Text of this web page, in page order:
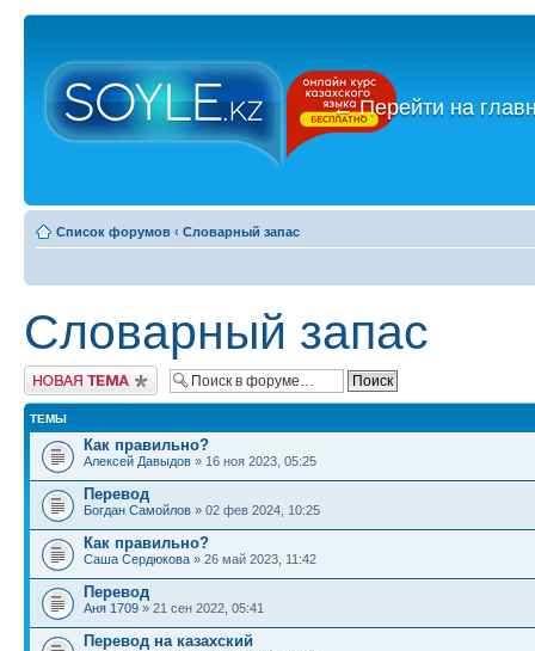
←Перейти на
Список форумов ‹ Словарный запас
Словарный запас
Новая тема
ТЕМЫ
Как правильно?
Алексей Давыдов » 16 ноя 2023, 05:25
Перевод
Богдан Самойлов » 02 фев 2024, 10:25
Как правильно?
Саша Сердюкова » 26 май 2023, 11:42
Перевод
Аня 1709 » 21 сен 2022, 05:41
Перевод на казахский